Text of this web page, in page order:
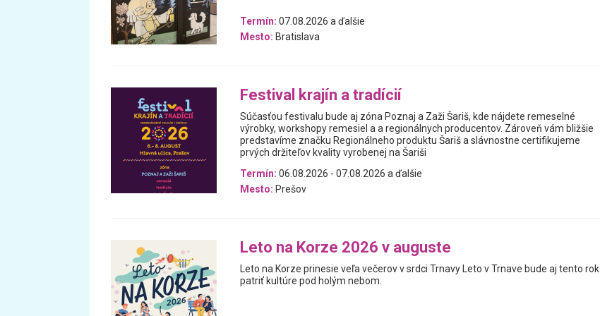
Termín: 07.08.2026 a ďalšie
Mesto: Bratislava
Festival krajín a tradícií
Súčasťou festivalu bude aj zóna Poznaj a Zaži Šariš, kde nájdete remeselné
výrobky, workshopy remesiel a a regionálnych producentov. Zároveň vám bližšie
predstavíme značku Regionálneho produktu Šariš a slávnostne certifikujeme
prvých držiteľov kvality vyrobenej na Šariši
Termín: 06.08.2026 - 07.08.2026 a ďalšie
Mesto: Prešov
Leto na Korze 2026 v auguste
Leto na Korze prinesie veľa večerov v srdci Trnavy Leto v Trnave bude aj tento rok
patriť kultúre pod holým nebom.